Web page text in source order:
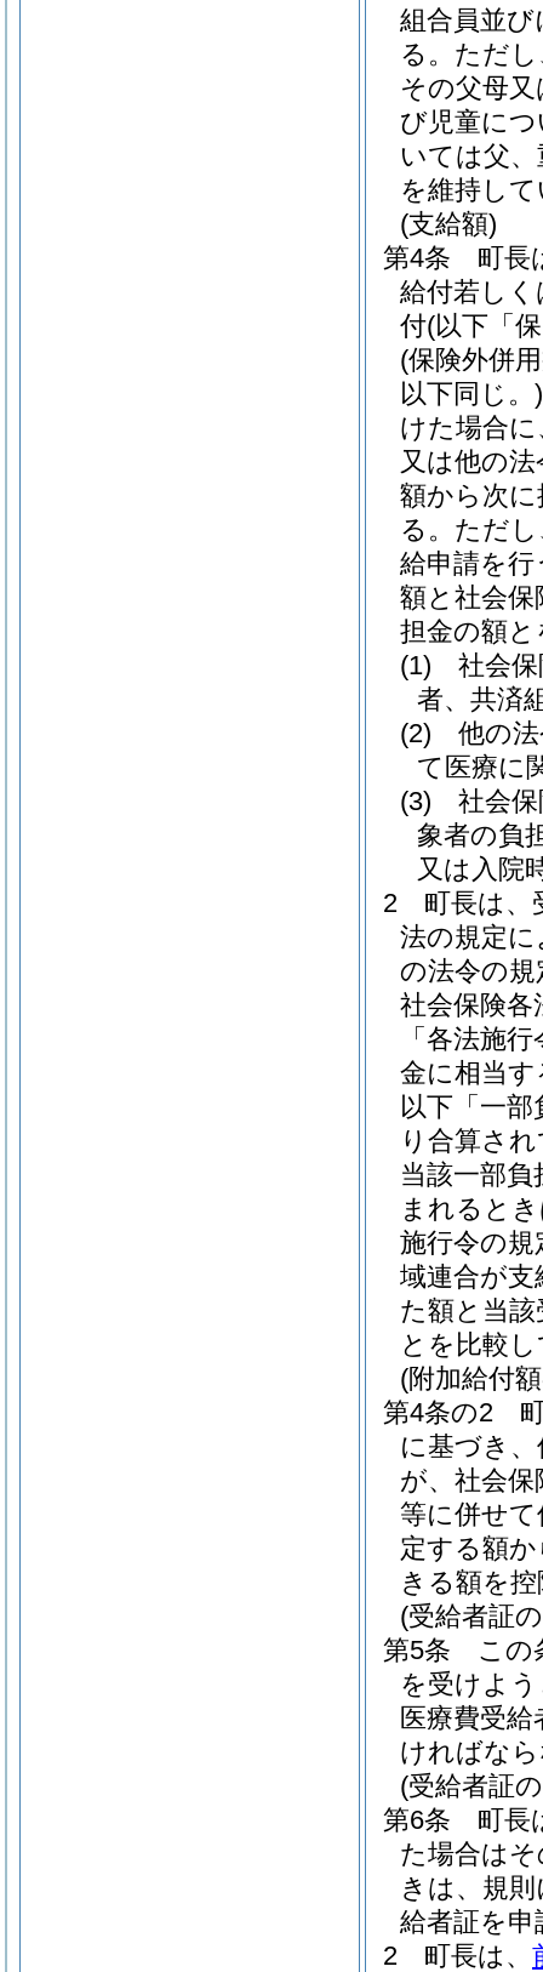
組合員並
る。 ただ
その父母
び児童に
いては父
を維持し
(支給額)
第4条
町長
給付若しく
付(以下「
(保険外併
以下同じ。)
けた場合
又は他の
額から次
る。 ただ
給申請を
額と社会保
担金の額
(1)
社会
者、共済
(2)
他の
て医療に
(3)
社会
象者の負
又は入院
2
町長は、
法の規定
の法令の
社会保険各
「各法施
金に相当
以下「一
り合算さ
当該一部
まれると
施行令の規
域連合が
た額と当
とを比較
(附加給付
第4条の2
に基づき
が、社会
等に併せ
定する額
きる額を
(受給者証
第5条
この
を受けよ
医療費受給
ければな
(受給者証
第6条
町長
た場合は
きは、規
給者証を
2
町長は、